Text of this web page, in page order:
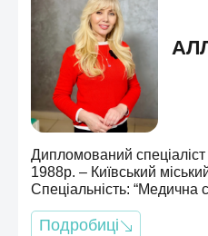
Дипломований спеціаліст
1988р. – Київський
Спеціальність: “Медична
Подробиці